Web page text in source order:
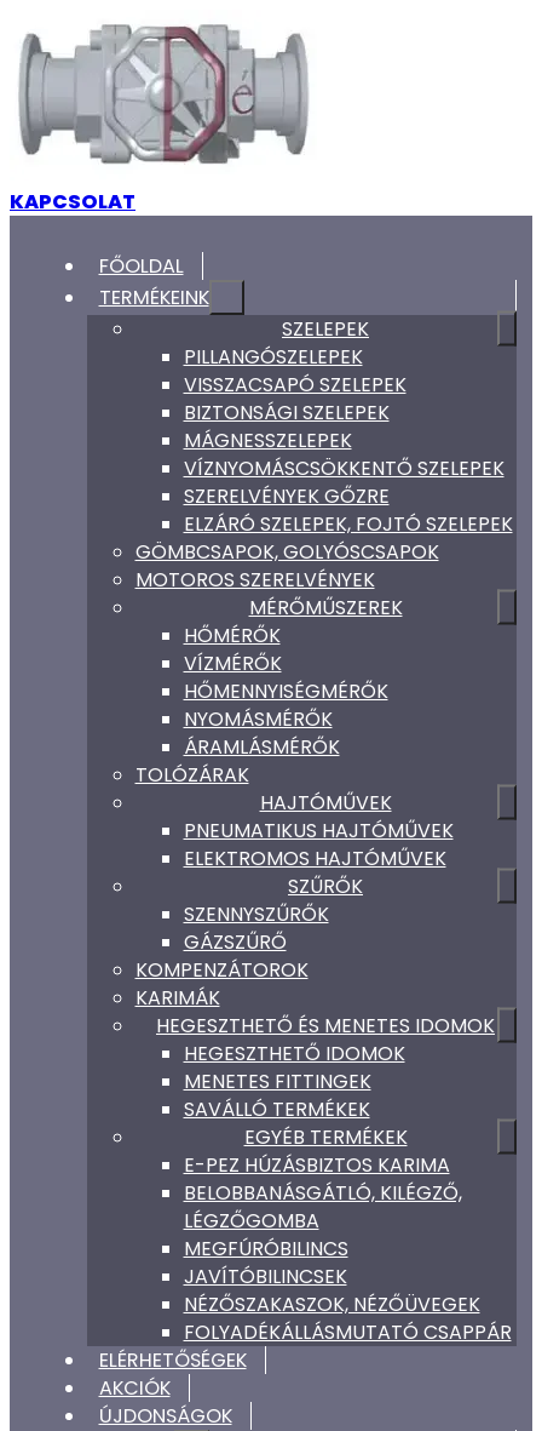
KAPCSOLAT
FŐOLDAL
TERMÉKEINK
SZELEPEK
PILLANGÓSZELEPEK
VISSZACSAPÓ SZELEPEK
BIZTONSÁGI SZELEPEK
MÁGNESSZELEPEK
VÍZNYOMÁSCSÖKKENTŐ SZELEPEK
SZERELVÉNYEK GŐZRE
ELZÁRÓ SZELEPEK, FOJTÓ SZELEPEK
GÖMBCSAPOK, GOLYÓSCSAPOK
MOTOROS SZERELVÉNYEK
MÉRŐMŰSZEREK
HŐMÉRŐK
VÍZMÉRŐK
HŐMENNYISÉGMÉRŐK
NYOMÁSMÉRŐK
ÁRAMLÁSMÉRŐK
TOLÓZÁRAK
HAJTÓMŰVEK
PNEUMATIKUS HAJTÓMŰVEK
ELEKTROMOS HAJTÓMŰVEK
SZŰRŐK
SZENNYSZŰRŐK
GÁZSZŰRŐ
KOMPENZÁTOROK
KARIMÁK
HEGESZTHETŐ ÉS MENETES IDOMOK
HEGESZTHETŐ IDOMOK
MENETES FITTINGEK
SAVÁLLÓ TERMÉKEK
EGYÉB TERMÉKEK
E-PEZ HÚZÁSBIZTOS KARIMA
BELOBBANÁSGÁTLÓ, KILÉGZŐ,
LÉGZŐGOMBA
MEGFÚRÓBILINCS
JAVÍTÓBILINCSEK
NÉZŐSZAKASZOK, NÉZŐÜVEGEK
FOLYADÉKÁLLÁSMUTATÓ CSAPPÁR
ELÉRHETŐSÉGEK
AKCIÓK
ÚJDONSÁGOK